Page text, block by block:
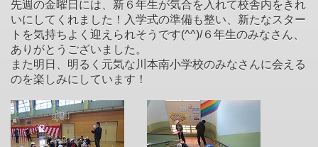
先週の金曜日には、新６年生が気合を入れて校舎内をきれ
いにしてくれました！入学式の準備も整い、新たなスター
トを気持ちよく迎えられそうです(^^)/６年生のみなさん、
ありがとうございました。
また明日、明るく元気な川本南小学校のみなさんに会える
のを楽しみにしています！